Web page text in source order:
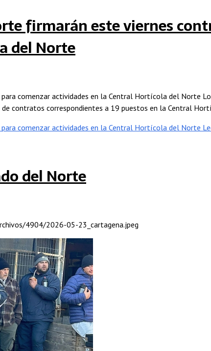
firmarán este viernes
del Norte
comenzar actividades en la Central Hortícola del Norte
contratos correspondientes a 19 puestos en la Central
comenzar actividades en la Central Hortícola del Norte
del Norte
4904/2026-05-23_cartagena.jpeg